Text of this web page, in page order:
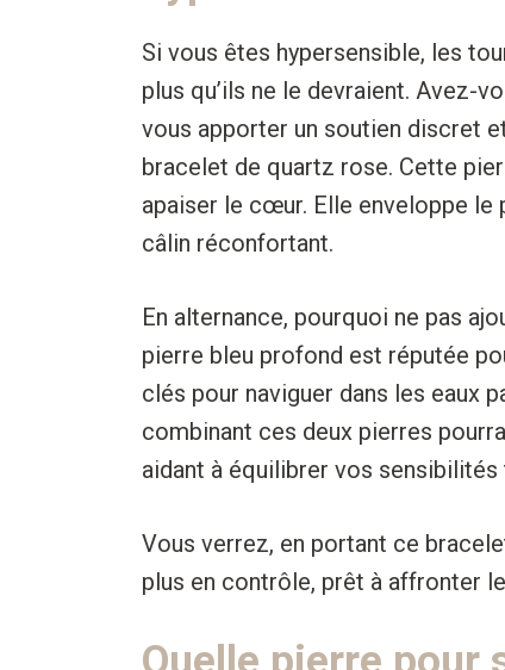
Si vous êtes hypersensible, les
plus qu’ils ne le devraient. Avez-
vous apporter un soutien discret
bracelet de quartz rose. Cette
apaiser le cœur. Elle enveloppe le
câlin réconfortant.
En alternance, pourquoi ne pas
pierre bleu profond est réputée
clés pour naviguer dans les eaux
combinant ces deux pierres
aidant à équilibrer vos sensibilités
Vous verrez, en portant ce
plus en contrôle, prêt à affronter